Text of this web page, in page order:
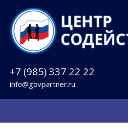
+7 (985) 337 22 22
info@govpartner.ru